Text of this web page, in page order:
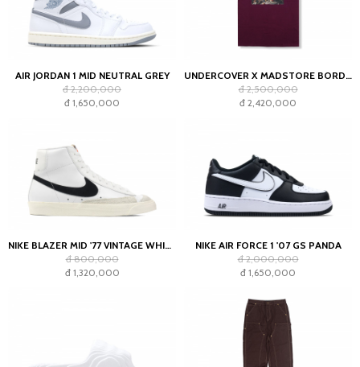
AIR JORDAN 1 MID NEUTRAL GREY
đ 2,200,000
đ 1,650,000
UNDERCOVER X MADSTORE BORDEAUX T-SHIRT
đ 2,500,000
đ 2,420,000
NIKE BLAZER MID '77 VINTAGE WHITE BLACK
đ 800,000
đ 1,320,000
NIKE AIR FORCE 1 '07 GS PANDA
đ 2,000,000
đ 1,650,000